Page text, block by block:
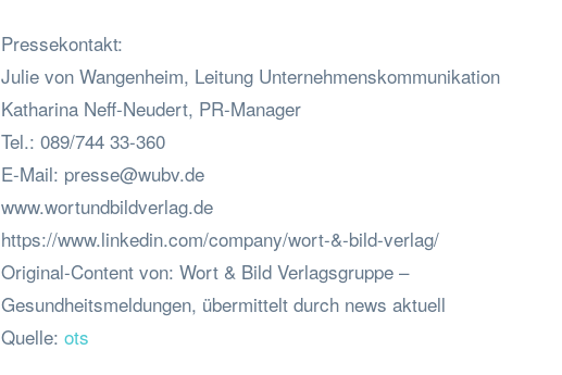
Pressekontakt:
Julie von Wangenheim, Leitung Unternehmenskommunikation
Katharina Neff-Neudert, PR-Manager
Tel.: 089/744 33-360
E-Mail: presse@wubv.de
www.wortundbildverlag.de
https://www.linkedin.com/company/wort-&-bild-verlag/
Original-Content von: Wort & Bild Verlagsgruppe –
Gesundheitsmeldungen, übermittelt durch news aktuell
Quelle: ots